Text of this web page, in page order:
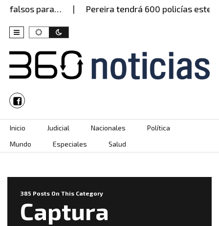
para… Pereira tendrá 600 policías este
Skip to content
Inicio Judicial Nacionales
Política
Mundo
Especiales Salud
385 Posts On This Category
Captura